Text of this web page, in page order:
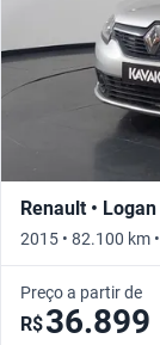
Renault • Logan
2015 • 82.100 km
Preço a partir de
R$36.899